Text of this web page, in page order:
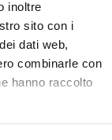
inoltre
sito con i
dati web,
combinarle con
hanno raccolto